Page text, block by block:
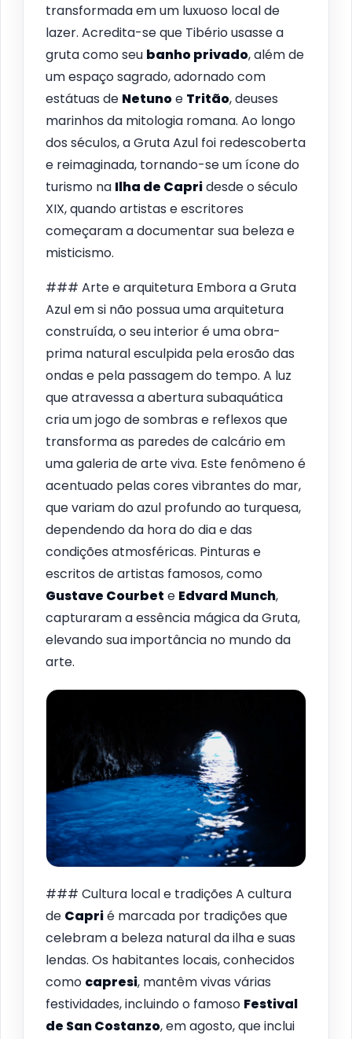
transformada em um luxuoso local de
lazer. Acredita-se que Tibério usasse a
gruta como seu banho privado, além de
um espaço sagrado, adornado com
estátuas de Netunoe Tritão, deuses
marinhos da mitologia romana. Ao longo
dos séculos, a Gruta Azul foi redescoberta
e reimaginada, tornando-se um ícone do
turismo na Ilha de Capridesde o século
XIX, quando artistas e escritores
começaram a documentar sua beleza e
misticismo.
### Arte e arquitetura Embora a Gruta
Azul em si não possua uma arquitetura
construída, o seu interior é uma obra-
prima natural esculpida pela erosão das
ondas e pela passagem do tempo. A luz
que atravessa a abertura subaquática
cria um jogo de sombras e reflexos que
transforma as paredes de calcário em
uma galeria de arte viva. Este fenômeno é
acentuado pelas cores vibrantes do mar,
que variam do azul profundo ao turquesa,
dependendo da hora do dia e das
condições atmosféricas. Pinturas e
escritos de artistas famosos, como
Gustave Courbet e Edvard Munch,
capturaram a essência mágica da Gruta,
elevando sua importância no mundo da
arte.
### Cultura local e tradições A cultura
de Caprié marcada por tradições que
celebram a beleza natural da ilha e suas
lendas. Os habitantes locais, conhecidos
como capresi, mantêm vivas várias
festividades, incluindo o famoso Festival
de San Costanzo, em agosto, que inclui